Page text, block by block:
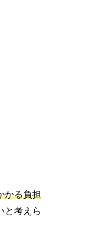
かる負担
と考えら